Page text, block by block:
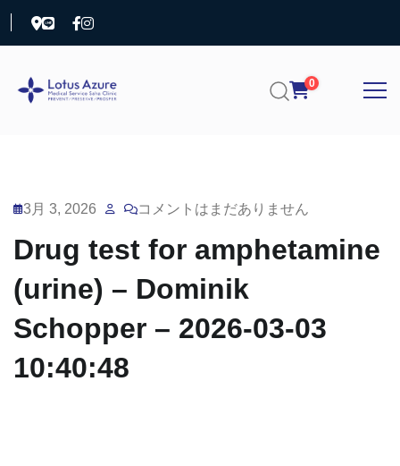
0
3月 3, 2026 コメントはまだありません
Drug test for amphetamine
(urine) – Dominik
Schopper – 2026-03-03
10:40:48